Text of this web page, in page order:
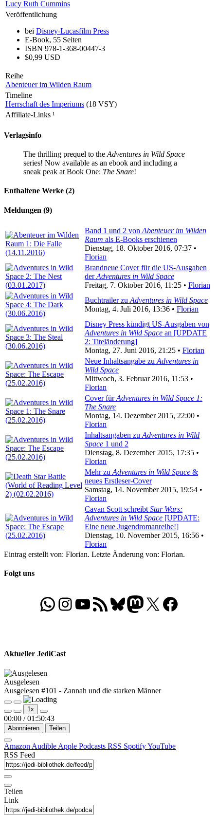
Lucy Ruth Cummins
Veröffentlichung
bei Disney-Lucasfilm Press
E-Book, 55 Seiten
ISBN 978-1-368-00447-3
$0,99 USD
Reihe
Abenteuer im Wilden Raum
Timeline
Herrschaft des Imperiums (18 VSY)
Affiliate-Links ¹
Verlagsinfo
The thrilling prequel to the Adventures in Wild Space
series! Now available as an ebook and including a
sneak peak at Book One: The Snare!
Enthaltene Werke (2)
Meldungen (9)
Band 1 und 2 von Abenteuer im Wilden
Raum als E-Books erschienen
Dienstag, 18. Oktober 2016, 07:37 •
Florian
Brandneue Cover für die US-Ausgaben
derAdventures in Wild Space
Freitag, 7. Oktober 2016, 11:25 • Florian
Buchtrailer zu Adventures in Wild Space
Montag, 4. Juli 2016, 13:36 • Florian
Disney Press kündigt US-Ausgaben von
Adventures in Wild Space an [UPDATE
2: Titeländerung]
Montag, 27. Juni 2016, 21:25 • Florian
Neue Inhaltsangabe zu Adventures in
Wild Space
Mittwoch, 3. Februar 2016, 11:53 •
Florian
Cover fürAdventures in Wild Space 1:
The Snare
Montag, 14. Dezember 2015, 22:00 •
Florian
Inhaltsangaben zu Adventures in Wild
Space 1 und 2
Dienstag, 8. Dezember 2015, 17:35 •
Florian
Mehr zu Adventures in Wild Space &
neues Erstleser-Cover
Samstag, 14. November 2015, 19:54 •
Florian
Cavan Scott schreibt Star Wars:
Adventures in Wild Space [UPDATE:
Eine neue Jugendromanreihe!]
Dienstag, 10. November 2015, 16:56 •
Florian
Eintrag erstellt von: Florian. Letzte Änderung von: Florian.
Folgt uns
WhatsApp
Folgt uns auf Instagram
Besucht unseren YouTube-Kanal
RSS-FeedBluesky
Folgt uns auf Mastodon
X Folgt uns auf
Aktueller JediCast
Ausgelesen
Ausgelesen #101 - Zannah und die starken Männer
Play
Episode
Pause
Episode
1x
00:00 / 01:50:43
Abonnieren Teilen
Amazon Audible Apple Podcasts RSS SpotifyYouTube
RSS Feed
Teilen
Link